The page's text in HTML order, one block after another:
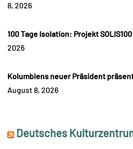
8, 2026
100 Tage Isolation: Projekt
2026
Kolumbiens neuer Präsident
August 8, 2026
Deutsches